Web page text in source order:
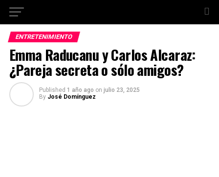
ENTRETENIMIENTO
Emma Raducanu y Carlos Alcaraz:
¿Pareja secreta o sólo amigos?
Published 1 año ago on julio 23, 2025
By José Domínguez